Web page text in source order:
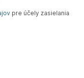
pre účely zasielania